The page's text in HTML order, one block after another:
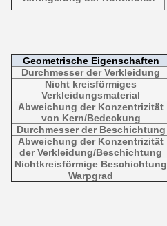
Geometrische Eigenschaften
Durchmesser der Verkleidung
Nicht kreisförmiges
Verkleidungsmaterial
Abweichung der Konzentrizität
von Kern/Bedeckung
Durchmesser der Beschichtung
Abweichung der Konzentrizität
der Verkleidung/Beschichtung
Nichtkreisförmige Beschichtung
Warpgrad